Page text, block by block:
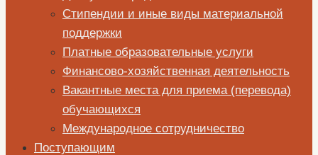
Стипендии и иные виды материальной
поддержки
Платные образовательные услуги
Финансово-хозяйственная деятельность
Вакантные места для приема (перевода)
обучающихся
Международное сотрудничество
Поступающим